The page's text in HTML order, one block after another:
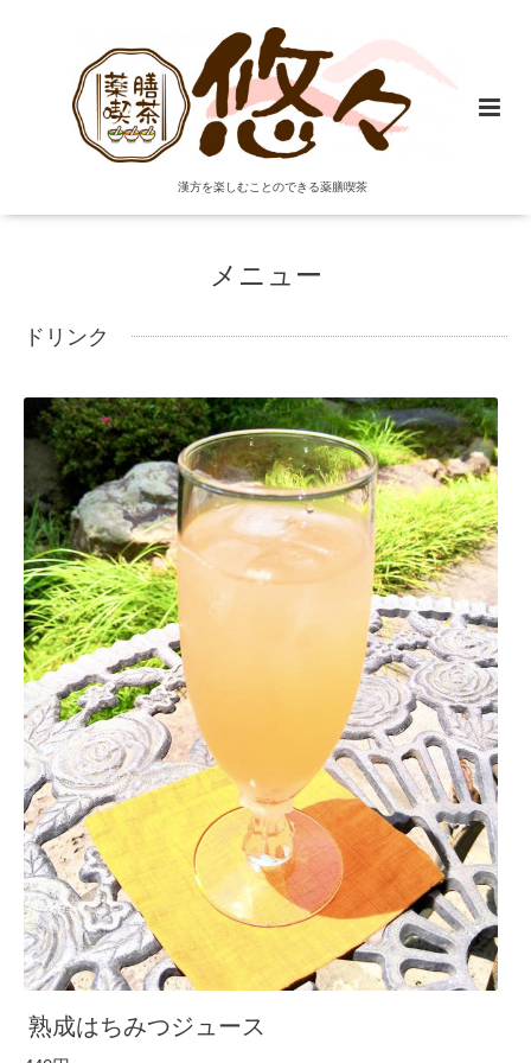
漢方を楽しむことのできる薬膳喫茶
メニュー
ドリンク
熟成はちみつジュース